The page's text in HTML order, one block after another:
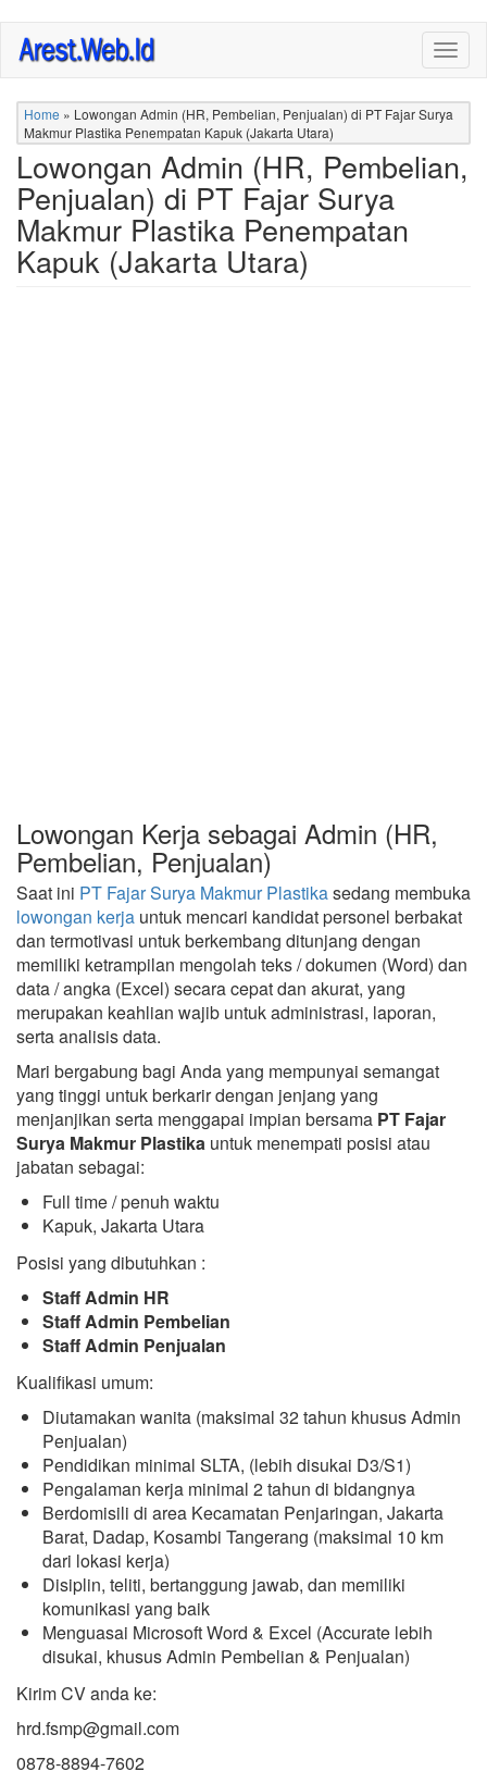
Skip
main
content
Home » Lowongan Admin (HR, Pembelian, Penjualan) di PT Fajar Surya
Makmur Plastika Penempatan Kapuk (Jakarta Utara)
Lowongan Admin (HR, Pembelian,
Penjualan) di PT Fajar Surya
Makmur Plastika Penempatan
Kapuk (Jakarta Utara)
Lowongan Kerja sebagai Admin (HR,
Pembelian, Penjualan)
Saat ini PT Fajar Surya Makmur Plastikasedang membuka
lowongan kerja untuk mencari kandidat personel berbakat
dan termotivasi untuk berkembang ditunjang dengan
memiliki ketrampilan mengolah teks / dokumen (Word) dan
data / angka (Excel) secara cepat dan akurat, yang
merupakan keahlian wajib untuk administrasi, laporan,
serta analisis data.
Mari bergabung bagi Anda yang mempunyai semangat
yang tinggi untuk berkarir dengan jenjang yang
menjanjikan serta menggapai impian bersama PT Fajar
Surya Makmur Plastika untuk menempati posisi atau
jabatan sebagai:
Full time / penuh waktu
Kapuk, Jakarta Utara
Posisi yang dibutuhkan :
Staff Admin HR
Staff Admin Pembelian
Staff Admin Penjualan
Kualifikasi umum:
Diutamakan wanita (maksimal 32 tahun khusus Admin
Penjualan)
Pendidikan minimal SLTA, (lebih disukai D3/S1)
Pengalaman kerja minimal 2 tahun di bidangnya
Berdomisili di area Kecamatan Penjaringan, Jakarta
Barat, Dadap, Kosambi Tangerang (maksimal 10 km
dari lokasi kerja)
Disiplin, teliti, bertanggung jawab, dan memiliki
komunikasi yang baik
Menguasai Microsoft Word & Excel (Accurate lebih
disukai, khusus Admin Pembelian & Penjualan)
Kirim CV anda ke:
hrd.fsmp@gmail.com
0878-8894-7602